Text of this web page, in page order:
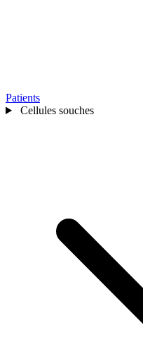
Patients
Cellules souches